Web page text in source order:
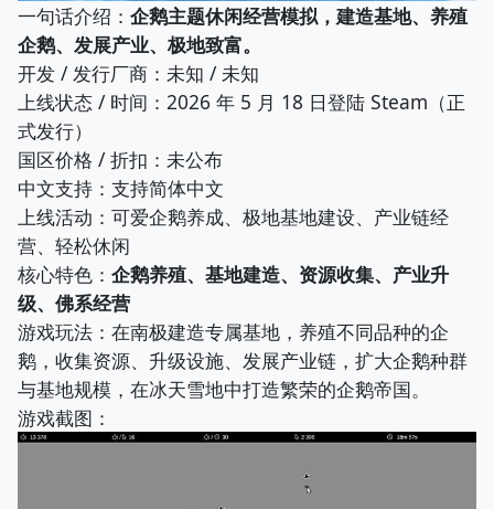
一句话介绍： 企鹅主题休闲经营模拟，建造基地、养殖
企鹅、发展产业、极地致富。
开发 / 发行厂商：未知 / 未知
上线状态 / 时间：2026 年 5 月 18 日登陆 Steam（正
式发行）
国区价格 / 折扣：未公布
中文支持：支持简体中文
上线活动：可爱企鹅养成、极地基地建设、产业链经
营、轻松休闲
核心特色： 企鹅养殖、基地建造、资源收集、产业升
级、佛系经营
游戏玩法：在南极建造专属基地，养殖不同品种的企
鹅，收集资源、升级设施、发展产业链，扩大企鹅种群
与基地规模，在冰天雪地中打造繁荣的企鹅帝国。
游戏截图：